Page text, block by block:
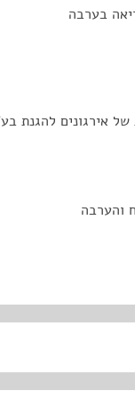
בערבה
אירגונים להגנת
והערבה